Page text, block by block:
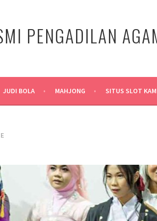
PENGADILAN
JUDI BOLA MAHJONG SITUS SLOT